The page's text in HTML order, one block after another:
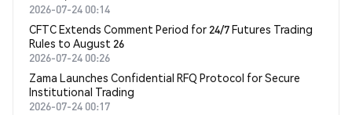
2026-07-24 00:14
CFTC Extends Comment Period for 24/7 Futures Trading
Rules to August 26
2026-07-24 00:26
Zama Launches Confidential RFQ Protocol for Secure
Institutional Trading
2026-07-24 00:17